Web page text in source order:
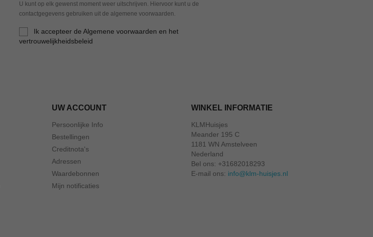
U kunt op elk gewenst moment weer uitschrijven. Hiervoor kunt u de
contactgegevens gebruiken uit de algemene voorwaarden.
Ik accepteer de Algemene voorwaarden en het
vertrouwelijkheidsbeleid
UW ACCOUNT
Persoonlijke Info
Bestellingen
Creditnota's
Adressen
Waardebonnen
Mijn notificaties
WINKEL INFORMATIE
KLMHuisjes
Meander 195 C
1181 WN Amstelveen
Nederland
Bel ons: +31682018293
E-mail ons: info@klm-huisjes.nl